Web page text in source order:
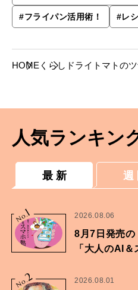
#フライパン活用術！ #レ
HOME くらし ドライトマトの
人気ランキン
最 新 週
No.
1 2026.08.06
8月7日発売の
「大人のAI＆
No.2 2026.08.01